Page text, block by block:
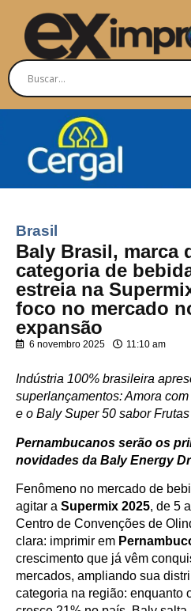
Brasil
Baly Brasil, marca
categoria de
estreia na
foco no mercado
expansão
6 novembro 2025 11:10 am
Indústria 100% brasileira
superlançamentos: Amora
e o Baly Super 50 sabor
Pernambucanos serão os
novidades da Baly Energy
Fenômeno no mercado de
agitar a Supermix 2025, de 5
Centro de Convenções de
clara: imprimir em
crescimento que já vêm
mercados, ampliando sua
categoria na região: enquanto